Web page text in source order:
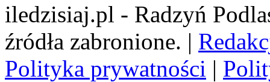
iledzisiaj.pl - Radzyń
źródła zabronione. |
Polityka prywatności |